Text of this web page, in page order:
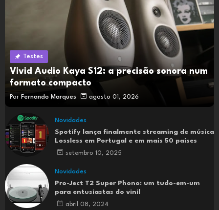
Testes
Vivid Audio Kaya S12: a precisão sonora num
formato compacto
Por Fernando Marques agosto 01, 2026
Novidades
Spotify lança finalmente streaming de música
Lossless em Portugal e em mais 50 países
setembro 10, 2025
Novidades
Pro-Ject T2 Super Phono: um tudo-em-um
para entusiastas do vinil
abril 08, 2024